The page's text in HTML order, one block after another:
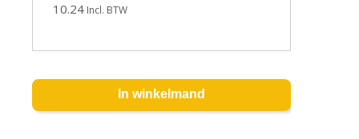
10.24 Incl. BTW
In winkelmand